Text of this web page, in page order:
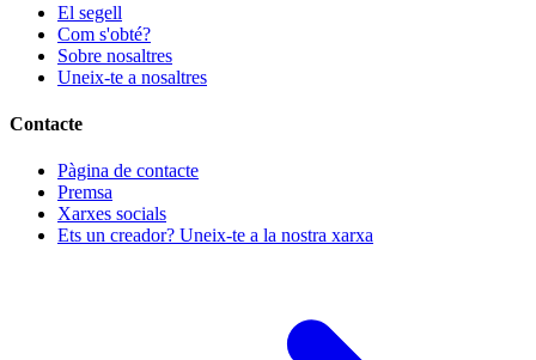
El segell
Com s'obté?
Sobre nosaltres
Uneix-te a nosaltres
Contacte
Pàgina de contacte
Premsa
Xarxes socials
Ets un creador? Uneix-te a la nostra xarxa